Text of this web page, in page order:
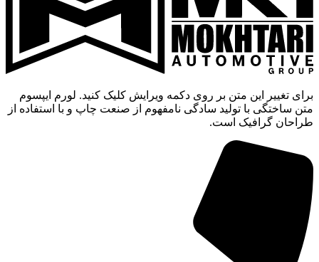
برای تغییر این متن بر روی دکمه ویرایش کلیک کنید. لورم ایپسوم
متن ساختگی با تولید سادگی نامفهوم از صنعت چاپ و با استفاده از
طراحان گرافیک است.